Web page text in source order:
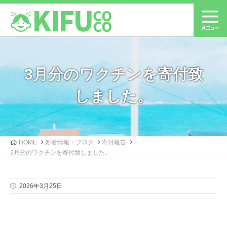
3月分のワクチンを寄付致
しました。
HOME 新着情報・ブログ
寄付報告
3月分のワクチンを寄付致しました。
2026年3月25日